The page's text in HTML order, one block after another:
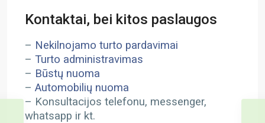
Kontaktai, bei kitos paslaugos
– Nekilnojamo turto pardavimai
– Turto administravimas
– Būstų nuoma
– Automobilių nuoma
– Konsultacijos telefonu, messenger,
whatsapp ir kt.